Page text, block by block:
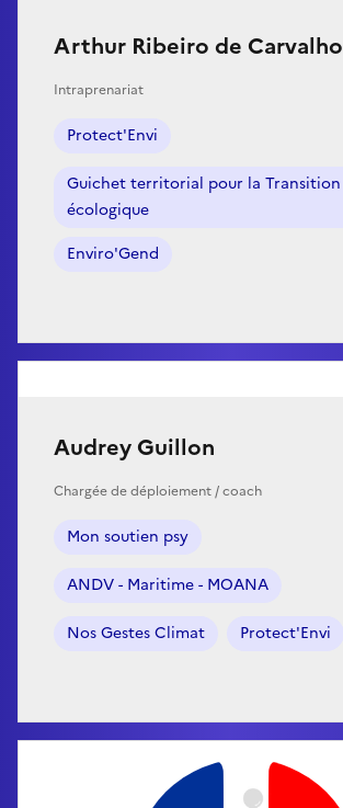
Arthur Ribeiro de Carvalho
Intraprenariat
Protect'Envi
Guichet territorial pour la Transition
écologique
Enviro'Gend
Audrey Guillon
Chargée de déploiement / coach
Mon soutien psy
ANDV - Maritime - MOANA
Nos Gestes Climat Protect'Envi